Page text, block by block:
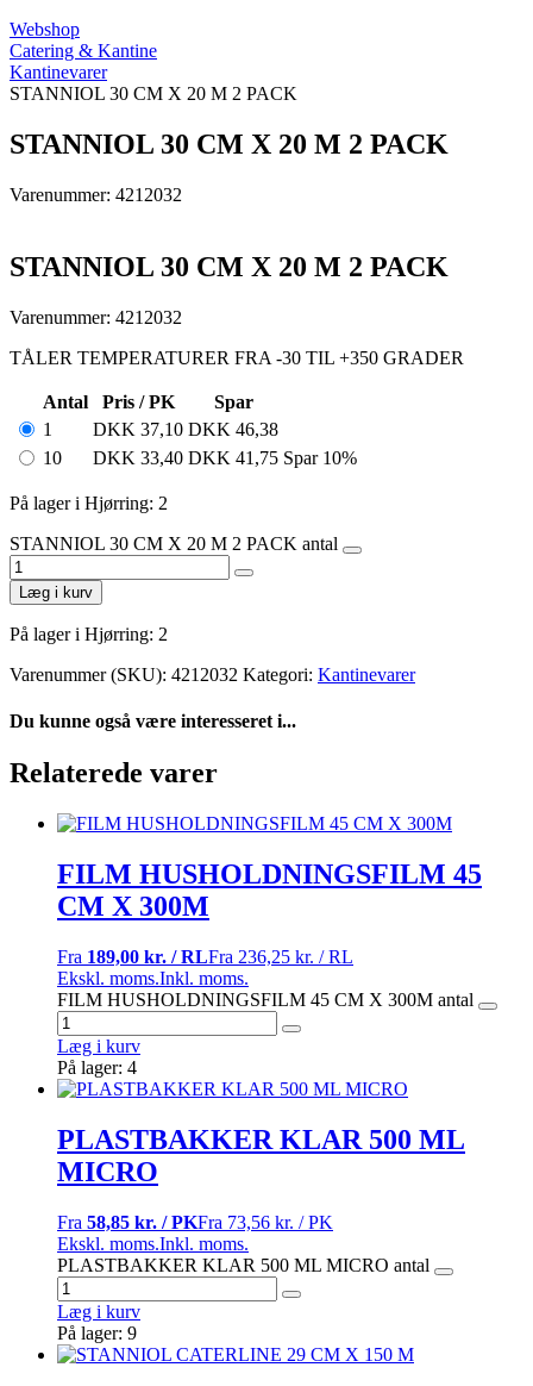
Webshop
Catering & Kantine
Kantinevarer
STANNIOL 30 CM X 20 M 2 PACK
STANNIOL 30 CM X 20 M 2 PACK
Varenummer: 4212032
STANNIOL 30 CM X 20 M 2 PACK
Varenummer: 4212032
TÅLER TEMPERATURER FRA -30 TIL +350 GRADER
Antal Pris / PK
Spar
1
DKK 37,10 DKK 46,38
10
DKK 33,40 DKK 41,75 Spar 10%
På lager i Hjørring: 2
STANNIOL 30 CM X 20 M 2 PACK antal
Læg i kurv
På lager i Hjørring: 2
Varenummer (SKU): 4212032 Kategori: Kantinevarer
Du kunne også være interesseret i...
Relaterede varer
FILM HUSHOLDNINGSFILM 45
CM X 300M
Fra 189,00 kr. / RLFra 236,25 kr. / RL
Ekskl. moms.Inkl. moms.
FILM HUSHOLDNINGSFILM 45 CM X 300M antal
Læg i kurv
På lager: 4
PLASTBAKKER KLAR 500 ML
MICRO
Fra 58,85 kr. / PKFra 73,56 kr. / PK
Ekskl. moms.Inkl. moms.
PLASTBAKKER KLAR 500 ML MICRO antal
Læg i kurv
På lager: 9